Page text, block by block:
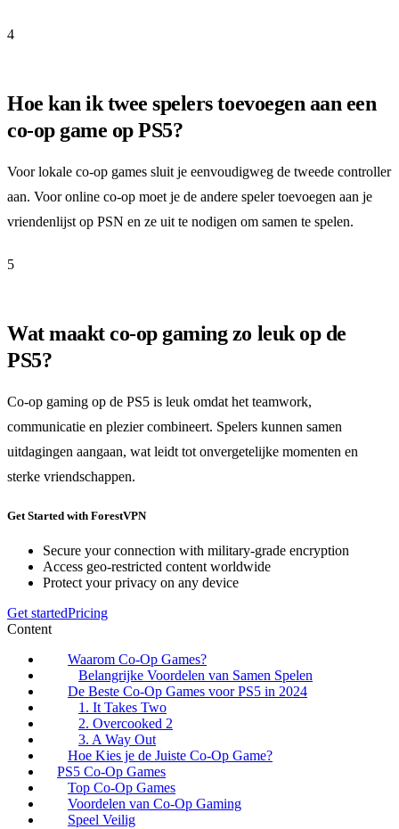
4
Hoe kan ik twee spelers toevoegen aan een
co-op game op PS5?
Voor lokale co-op games sluit je eenvoudigweg de tweede controller
aan. Voor online co-op moet je de andere speler toevoegen aan je
vriendenlijst op PSN en ze uit te nodigen om samen te spelen.
5
Wat maakt co-op gaming zo leuk op de
PS5?
Co-op gaming op de PS5 is leuk omdat het teamwork,
communicatie en plezier combineert. Spelers kunnen samen
uitdagingen aangaan, wat leidt tot onvergetelijke momenten en
sterke vriendschappen.
Get Started with ForestVPN
Secure your connection with military-grade encryption
Access geo-restricted content worldwide
Protect your privacy on any device
Get startedPricing
Content
Waarom Co-Op Games?
Belangrijke Voordelen van Samen Spelen
De Beste Co-Op Games voor PS5 in 2024
1. It Takes Two
2. Overcooked 2
3. A Way Out
Hoe Kies je de Juiste Co-Op Game?
PS5 Co-Op Games
Top Co-Op Games
Voordelen van Co-Op Gaming
Speel Veilig